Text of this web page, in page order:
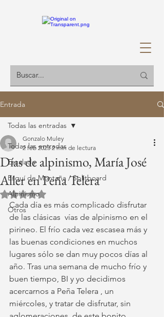
Entrada
Todas las entradas
Escalada
Esquí de Montaña / Splitboard
Alpinismo
Otros
Todas las entradas
Días de alpinismo, María José
Aller en Peña Telera
Gonzalo Muley
2 feb 2023 2 min de lectura
Obtuvo NaN de 5 estrellas.
Cada día es más complicado disfrutar
de las clásicas  vías de alpinismo en el
pirineo. El frío cada vez escasea más y
las buenas condiciones en muchos
lugares sólo se dan muy pocos días al
año. Tras una semana de mucho frío y
buen tiempo, BI y yo decidimos
acercarnos a Peña Telera , un
miércoles, y tratar de disfrutar, sin